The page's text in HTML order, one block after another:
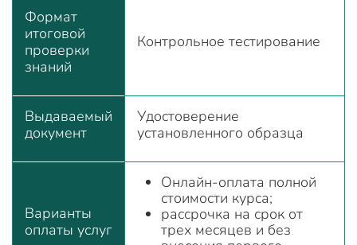
Формат
итоговой
проверки
знаний
Контрольное тестирование
Выдаваемый
документ
Удостоверение
установленного образца
Варианты
оплаты услуг
Онлайн-оплата полной
стоимости курса;
рассрочка на срок от
трех месяцев и без